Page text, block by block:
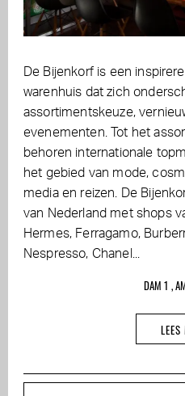
De Bijenkorf is een
warenhuis dat zich
assortimentskeuze,
evenementen. Tot het
behoren internationale
het gebied van mode,
media en reizen. De
van Nederland met shops
Hermes, Ferragamo,
Nespresso, Chanel...
DAM 1 ,
LEES